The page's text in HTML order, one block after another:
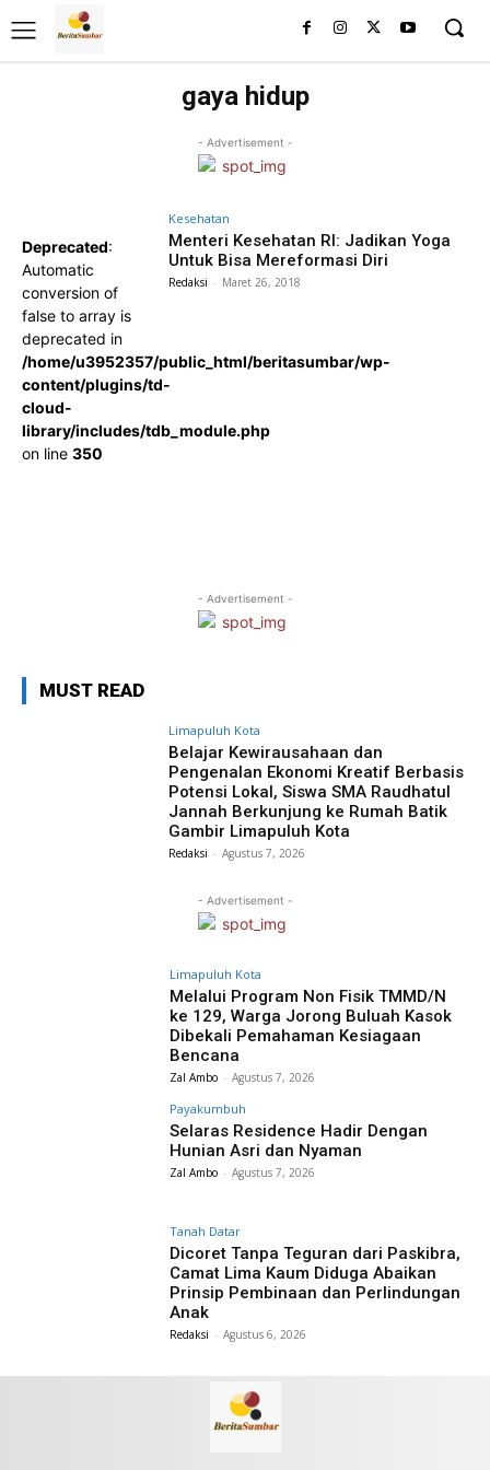
gaya hidup
- Advertisement -
Deprecated:
Automatic
conversion of
false to array is
deprecated in
/home/u3952357/public_html/beritasumbar/wp-
content/plugins/td-
cloud-
library/includes/tdb_module.php
on line 350
Kesehatan
Menteri Kesehatan RI: Jadikan Yoga
Untuk Bisa Mereformasi Diri
Redaksi - Maret 26, 2018
- Advertisement -
MUST READ
Limapuluh Kota
Belajar Kewirausahaan dan
Pengenalan Ekonomi Kreatif Berbasis
Potensi Lokal, Siswa SMA Raudhatul
Jannah Berkunjung ke Rumah Batik
Gambir Limapuluh Kota
Redaksi - Agustus 7, 2026
- Advertisement -
Limapuluh Kota
Melalui Program Non Fisik TMMD/N
ke 129, Warga Jorong Buluah Kasok
Dibekali Pemahaman Kesiagaan
Bencana
Zal Ambo - Agustus 7, 2026
Payakumbuh
Selaras Residence Hadir Dengan
Hunian Asri dan Nyaman
Zal Ambo - Agustus 7, 2026
Tanah Datar
Dicoret Tanpa Teguran dari Paskibra,
Camat Lima Kaum Diduga Abaikan
Prinsip Pembinaan dan Perlindungan
Anak
Redaksi - Agustus 6, 2026